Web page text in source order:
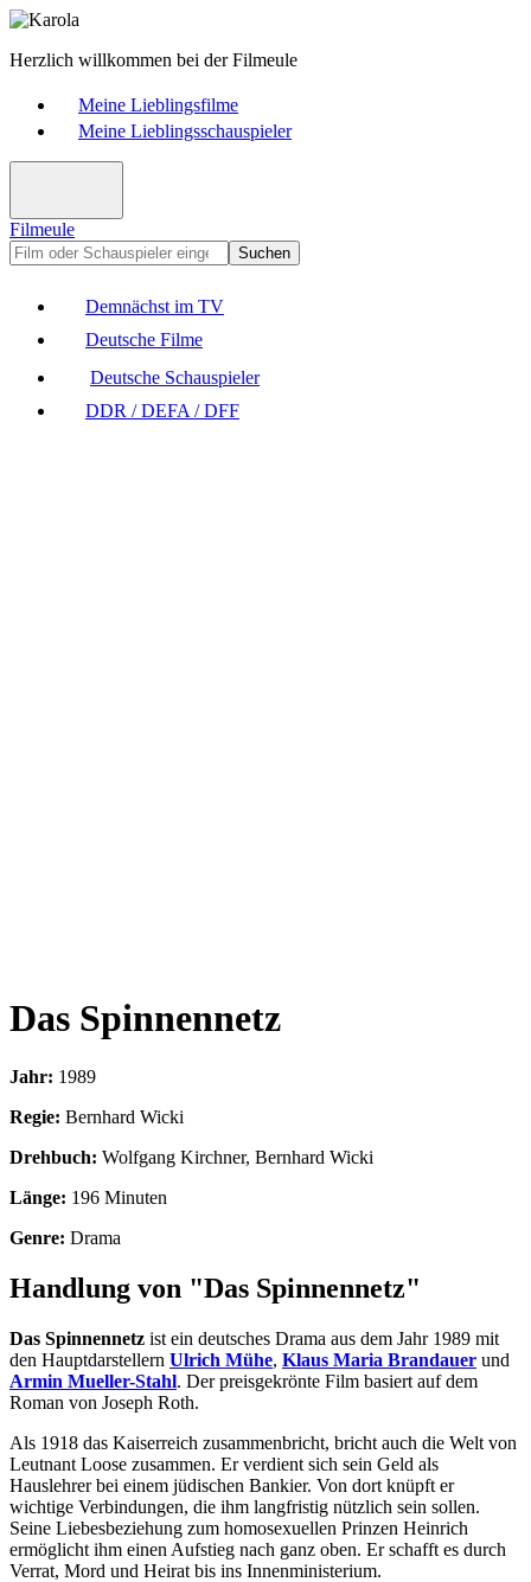
Herzlich willkommen bei der Filmeule
Meine Lieblingsfilme
Meine Lieblingsschauspieler
Filmeule
Suchen
Demnächst im TV
Deutsche Filme
Deutsche Schauspieler
DDR / DEFA / DFF
Das Spinnennetz
Jahr: 1989
Regie: Bernhard Wicki
Drehbuch: Wolfgang Kirchner, Bernhard Wicki
Länge: 196 Minuten
Genre: Drama
Handlung von "Das Spinnennetz"
Das Spinnennetz ist ein deutsches Drama aus dem Jahr 1989 mit
den Hauptdarstellern Ulrich Mühe, Klaus Maria Brandauer und
Armin Mueller-Stahl. Der preisgekrönte Film basiert auf dem
Roman von Joseph Roth.
Als 1918 das Kaiserreich zusammenbricht, bricht auch die Welt von
Leutnant Loose zusammen. Er verdient sich sein Geld als
Hauslehrer bei einem jüdischen Bankier. Von dort knüpft er
wichtige Verbindungen, die ihm langfristig nützlich sein sollen.
Seine Liebesbeziehung zum homosexuellen Prinzen Heinrich
ermöglicht ihm einen Aufstieg nach ganz oben. Er schafft es durch
Verrat, Mord und Heirat bis ins Innenministerium.